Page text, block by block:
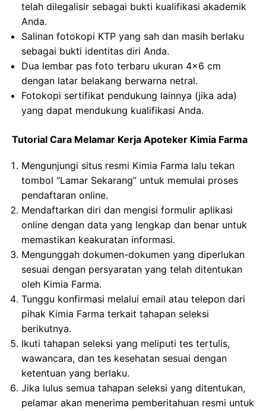
telah dilegalisir sebagai bukti kualifikasi akademik
Anda.
Salinan fotokopi KTP yang sah dan masih berlaku
sebagai bukti identitas diri Anda.
Dua lembar pas foto terbaru ukuran 4×6 cm
dengan latar belakang berwarna netral.
Fotokopi sertifikat pendukung lainnya (jika ada)
yang dapat mendukung kualifikasi Anda.
Tutorial Cara Melamar Kerja Apoteker Kimia Farma
Mengunjungi situs resmi Kimia Farma lalu tekan
tombol “Lamar Sekarang” untuk memulai proses
pendaftaran online.
Mendaftarkan diri dan mengisi formulir aplikasi
online dengan data yang lengkap dan benar untuk
memastikan keakuratan informasi.
Mengunggah dokumen-dokumen yang diperlukan
sesuai dengan persyaratan yang telah ditentukan
oleh Kimia Farma.
Tunggu konfirmasi melalui email atau telepon dari
pihak Kimia Farma terkait tahapan seleksi
berikutnya.
Ikuti tahapan seleksi yang meliputi tes tertulis,
wawancara, dan tes kesehatan sesuai dengan
ketentuan yang berlaku.
Jika lulus semua tahapan seleksi yang ditentukan,
pelamar akan menerima pemberitahuan resmi untuk